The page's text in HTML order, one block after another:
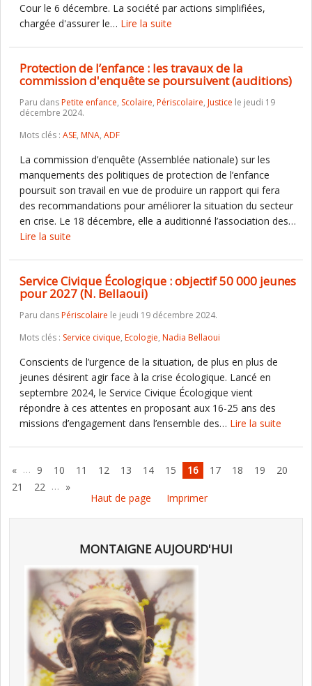
Cour le 6 décembre. La société par actions simplifiées,
chargée d'assurer le… Lire la suite
Protection de l’enfance : les travaux de la
commission d'enquête se poursuivent (auditions)
Paru dansPetite enfance, Scolaire, Périscolaire, Justice le jeudi 19
décembre 2024.
Mots clés : ASE, MNA, ADF
La commission d’enquête (Assemblée nationale) sur les
manquements des politiques de protection de l’enfance
poursuit son travail en vue de produire un rapport qui fera
des recommandations pour améliorer la situation du secteur
en crise. Le 18 décembre, elle a auditionné l’association des…
Lire la suite
Service Civique Écologique : objectif 50 000 jeunes
pour 2027 (N. Bellaoui)
Paru dansPériscolaire le jeudi 19 décembre 2024.
Mots clés : Service civique, Ecologie, Nadia Bellaoui
Conscients de l’urgence de la situation, de plus en plus de
jeunes désirent agir face à la crise écologique. Lancé en
septembre 2024, le Service Civique Écologique vient
répondre à ces attentes en proposant aux 16-25 ans des
missions d’engagement dans l’ensemble des… Lire la suite
« … 9 10 11 12 13 14 15 16 17 18 19
20
21
22 … »
Haut de page
Imprimer
MONTAIGNE AUJOURD'HUI